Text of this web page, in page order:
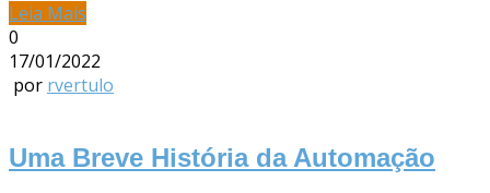
Leia Mais
0
17/01/2022
por rvertulo
Uma Breve História da Automação